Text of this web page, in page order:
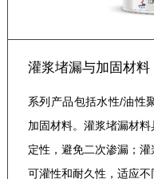
灌浆堵漏与加固材料
系列产品包括水性/油性
加固材料。灌浆堵漏材
定性，避免二次渗漏；灌
可灌性和耐久性，适应